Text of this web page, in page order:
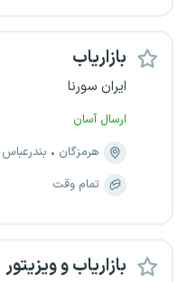
بازاریاب
ایران سورنا
ارسال آسان
هرمزگان
بندرعباس
تمام وقت
بازاریاب و ویزیتور